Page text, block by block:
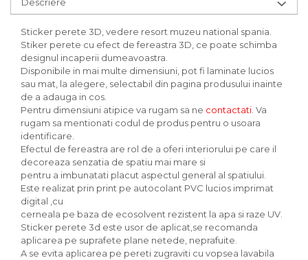
Sticker perete 3D, vedere resort muzeu national spania.
Stiker perete cu efect de fereastra 3D, ce poate schimba
designul incaperii dumeavoastra.
Disponibile in mai multe dimensiuni, pot fi laminate lucios
sau mat, la alegere, selectabil din pagina produsului inainte
de a adauga in cos.
Pentru dimensiuni atipice va rugam sa ne contactati . Va
rugam sa mentionati codul de produs pentru o usoara
identificare.
Efectul de fereastra are rol de a oferi interiorului pe care il
decoreaza senzatia de spatiu mai mare si
pentru a imbunatati placut aspectul general al spatiului.
Este realizat prin print pe autocolant PVC lucios imprimat
digital ,cu
cerneala pe baza de ecosolvent rezistent la apa si raze UV.
Sticker perete 3d este usor de aplicat,se recomanda
aplicarea pe suprafete plane netede, neprafuite.
A se evita aplicarea pe pereti zugraviti cu vopsea lavabila